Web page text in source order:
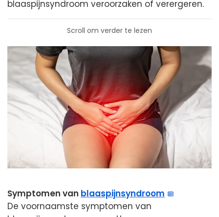
blaaspijnsyndroom veroorzaken of verergeren.
Scroll om verder te lezen
Symptomen van blaaspijnsyndroom
De voornaamste symptomen van